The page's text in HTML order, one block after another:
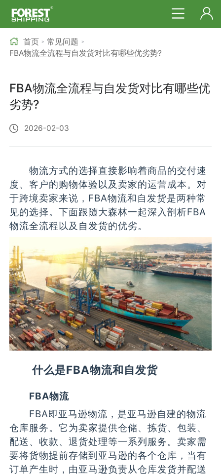
首页 > 常见问题 >
FBA物流全流程与自发货对比有哪些优劣势?
FBA物流全流程与自发货对比有哪些优
劣势?
2026-02-03
物流方式的选择直接影响着商品的交付速
度、客户的购物体验以及卖家的运营成本。对
于跨境卖家来说，FBA物流和自发货是两种常
见的选择。下面跟随大森林一起深入剖析FBA
物流全流程以及自发货的优劣。
什么是FBA物流和自发货
FBA物流
FBA即亚马逊物流，是亚马逊自建的物流
仓库服务。它为卖家提供仓储、拣货、包装、
配送、收款、退货处理等一系列服务。卖家需
要将货物提前存储到亚马逊的各个仓库，当有
订单产生时，由亚马逊负责从仓库发货并配送